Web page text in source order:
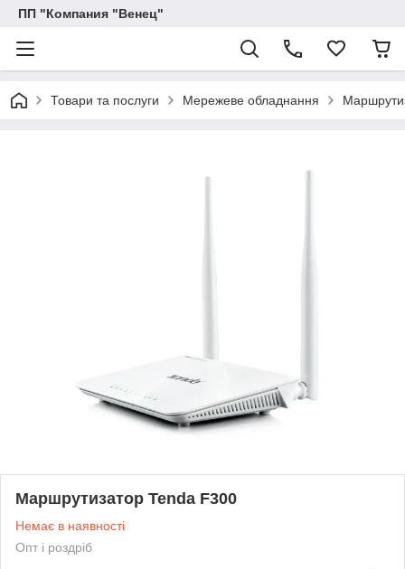
ПП "Компания "Венец"
Товари та послуги Мережеве обладнання
Маршрутизатор Tenda F300
Немає в наявності
Опт і роздріб